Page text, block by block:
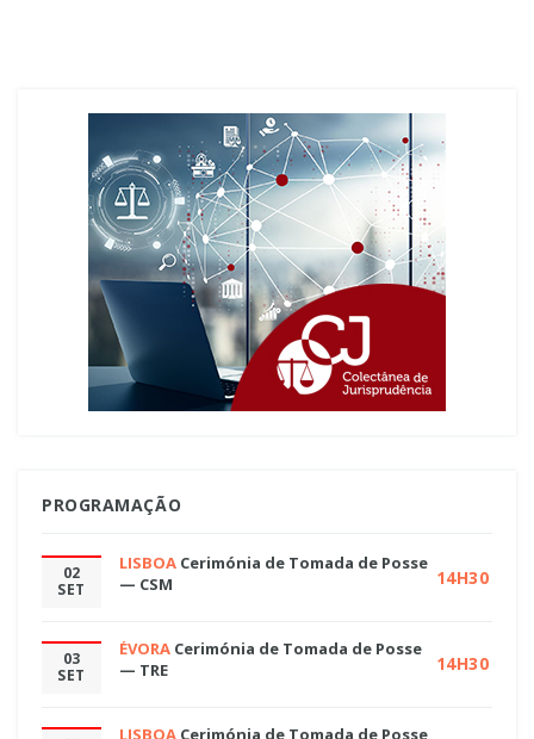
PROGRAMAÇÃO
02
SET
LISBOA Cerimónia de Tomada de Posse
— CSM
14H30
03
SET
ÉVORA Cerimónia de Tomada de Posse
— TRE
14H30
LISBOA Cerimónia de Tomada de Posse